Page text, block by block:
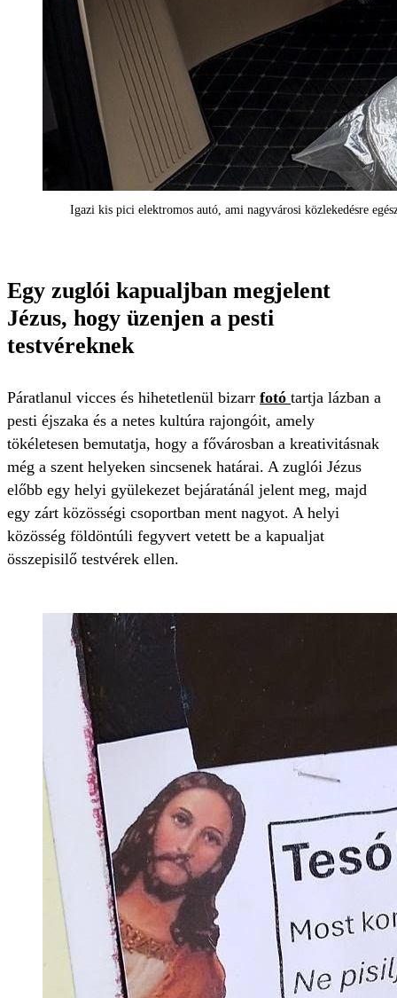
Igazi kis pici elektromos autó, ami nagyvárosi közlekedésre
Egy zuglói kapualjban megjelent
Jézus, hogy üzenjen a pesti
testvéreknek
Páratlanul vicces és hihetetlenül bizarr fotó tartja lázban a
pesti éjszaka és a netes kultúra rajongóit, amely
tökéletesen bemutatja, hogy a fővárosban a kreativitásnak
még a szent helyeken sincsenek határai. A zuglói Jézus
előbb egy helyi gyülekezet bejáratánál jelent meg, majd
egy zárt közösségi csoportban ment nagyot. A helyi
közösség földöntúli fegyvert vetett be a kapualjat
összepisilő testvérek ellen.